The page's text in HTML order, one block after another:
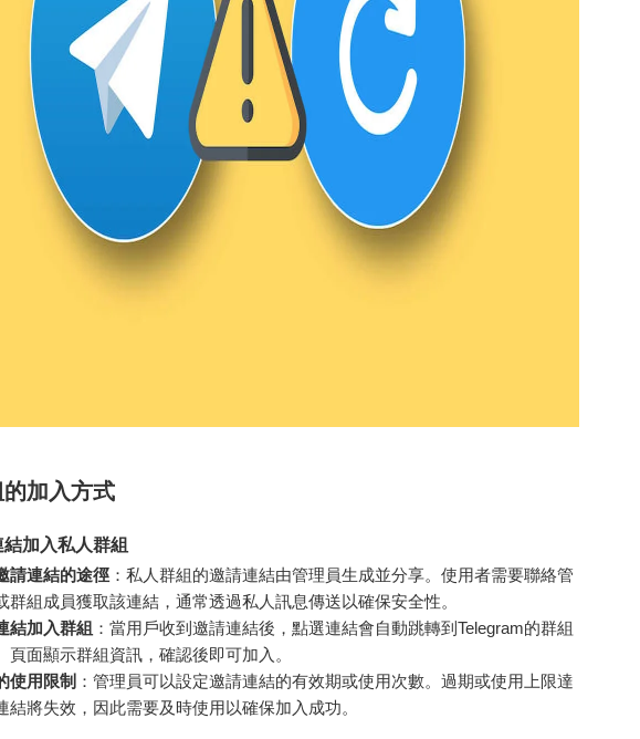
加入方式
加入私人群組
請連結的途徑 ：私人群組的邀請連結由管理員生成並分享。使用者需要聯絡管
群組成員獲取該連結，通常透過私人訊息傳送以確保安全性。
結加入群組 ：當用戶收到邀請連結後，點選連結會自動跳轉到Telegram的群組
頁面顯示群組資訊，確認後即可加入。
使用限制 ：管理員可以設定邀請連結的有效期或使用次數。過期或使用上限達
結將失效，因此需要及時使用以確保加入成功。